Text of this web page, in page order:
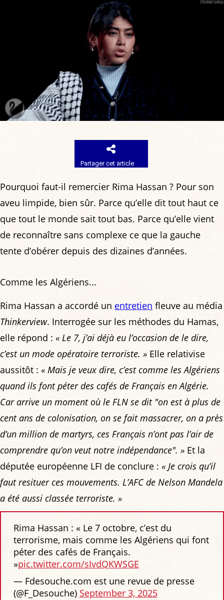
Partager cet article
Pourquoi faut-il remercier Rima Hassan ? Pour son
aveu limpide, bien sûr. Parce qu’elle dit tout haut ce
que tout le monde sait tout bas. Parce qu’elle vient
de reconnaître sans complexe ce que la gauche
tente d’obérer depuis des dizaines d’années.
Comme les Algériens...
Rima Hassan a accordé un entretien fleuve au média
Thinkerview. Interrogée sur les méthodes du Hamas,
elle répond : « Le 7, j’ai déjà eu l’occasion de le dire,
c’est un mode opératoire terroriste. » Elle relativise
aussitôt : « Mais je veux dire, c’est comme les Algériens
quand ils font péter des cafés de Français en Algérie.
Car arrive un moment où le FLN se dit "on est à plus de
cent ans de colonisation, on se fait massacrer, on a près
d’un million de martyrs, ces Français n’ont pas l’air de
comprendre qu’on veut notre indépendance". » Et la
députée européenne LFI de conclure : « Je crois qu’il
faut resituer ces mouvements. L’AFC de Nelson Mandela
a été aussi classée terroriste. »
Rima Hassan : « Le 7 octobre, c’est du
terrorisme, mais comme les Algériens qui font
péter des cafés de Français.
»pic.twitter.com/sIvdQKWSGE
— Fdesouche.com est une revue de presse
(@F_Desouche) September 3, 2025